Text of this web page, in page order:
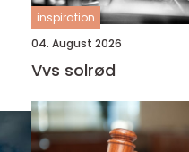
inspiration
04. August 2026
Vvs solrød